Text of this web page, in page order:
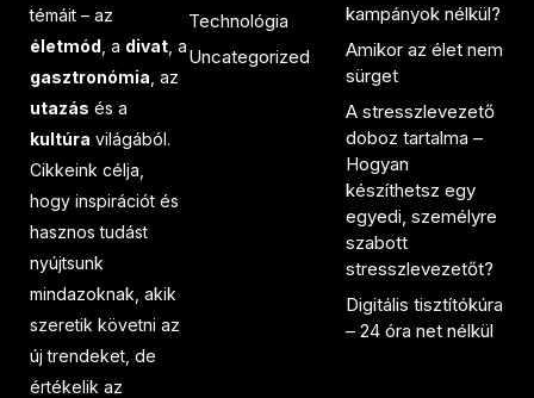
témáit – az
életmód , a divat , a
gasztronómia , az
utazás és a
kultúra világából.
Cikkeink célja,
hogy inspirációt és
hasznos tudást
nyújtsunk
mindazoknak, akik
szeretik követni az
új trendeket, de
értékelik az
Technológia
Uncategorized
kampányok nélkül?
Amikor az élet nem
sürget
A stresszlevezető
doboz tartalma –
Hogyan
készíthetsz egy
egyedi, személyre
szabott
stresszlevezetőt?
Digitális tisztítókúra
– 24 óra net nélkül